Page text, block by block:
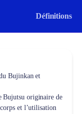
Définitions
Bujinkan et
Bujutsu originaire de
et l’utilisation